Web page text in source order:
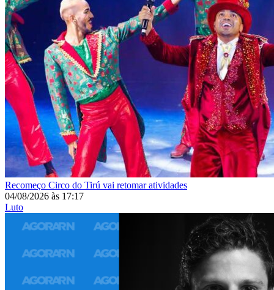
Recomeço Circo do Tirú vai retomar atividades
04/08/2026 às 17:17
Luto